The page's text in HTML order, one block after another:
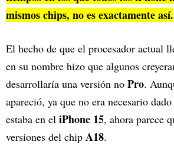
mismos chips, no es exactamente así.
El hecho de que el procesador actual
en su nombre hizo que algunos
desarrollaría una versión no Pro.
apareció, ya que no era necesario
estaba en el iPhone 15, ahora parece
versiones del chip A18.